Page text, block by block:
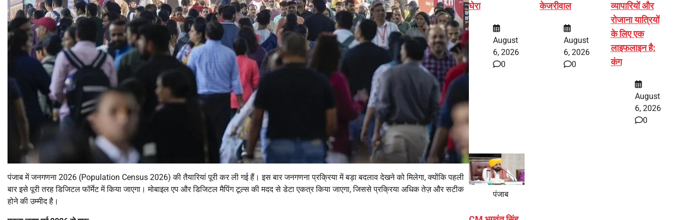
पंजाब में जनगणना 2026 (Population Census 2026) की तैयारियां पूरी कर ली गई हैं। इस बार जनगणना प्रक्रिया में बड़ा बदलाव देखने को मिलेगा, क्योंकि पहली
बार इसे पूरी तरह डिजिटल फॉर्मेट में किया जाएगा। मोबाइल एप और डिजिटल मैपिंग टूल्स की मदद से डेटा एकत्र किया जाएगा, जिससे प्रक्रिया अधिक तेज़ और सटीक
होने की उम्मीद है।
घेरा
August
6, 2026
0
केजरीवाल
August
6, 2026
0
व्यापारियों और
रोजाना यात्रियों
के लिए एक
लाइफलाइन है:
कंग
August
6, 2026
0
पंजाब